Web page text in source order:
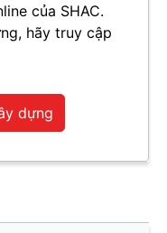
của SHAC.
hãy truy cập
dựng